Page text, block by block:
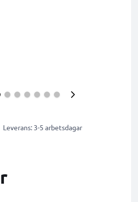
Leverans: 3-5 arbetsdagar